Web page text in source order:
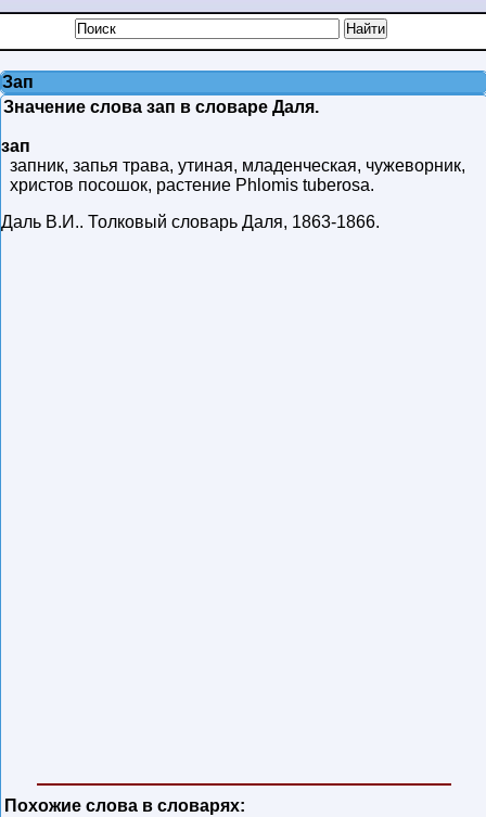
Зап
Значение слова зап в словаре Даля.
зап
запник, запья трава, утиная, младенческая, чужеворник,
христов посошок, растение Phlomis tuberosa.
Даль В.И.. Толковый словарь Даля, 1863-1866.
Похожие слова в словарях: